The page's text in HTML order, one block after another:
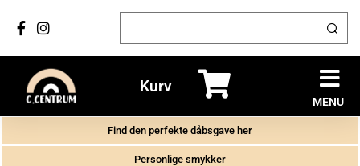
Kurv
MENU
Find den perfekte dåbsgave her
Personlige smykker